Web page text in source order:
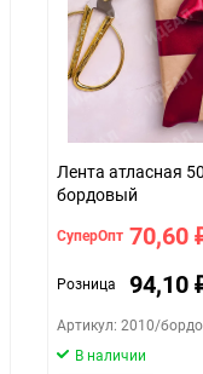
Лента атласная
бордовый
СуперОпт 70,60
Розница 94,10
Артикул: 2010/бордо
В наличии